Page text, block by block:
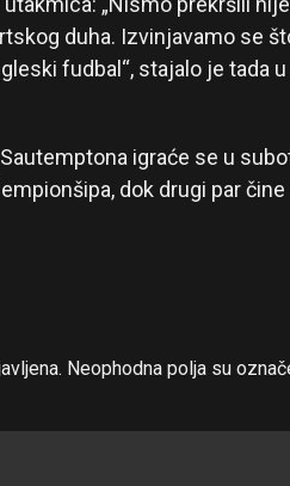
duha. Izvinjavamo se
fudbal“, stajalo je tada
igraće se u
dok drugi par
Neophodna polja su